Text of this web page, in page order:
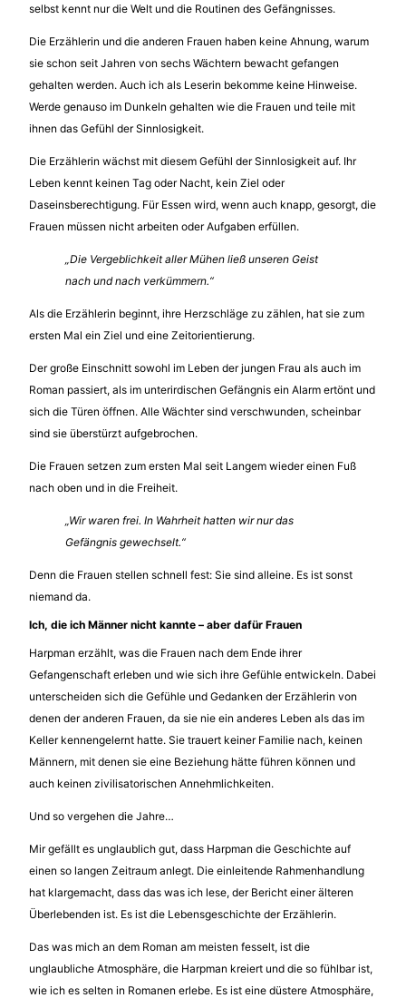
selbst kennt nur die Welt und die Routinen des Gefängnisses.
Die Erzählerin und die anderen Frauen haben keine Ahnung, warum
sie schon seit Jahren von sechs Wächtern bewacht gefangen
gehalten werden. Auch ich als Leserin bekomme keine Hinweise.
Werde genauso im Dunkeln gehalten wie die Frauen und teile mit
ihnen das Gefühl der Sinnlosigkeit.
Die Erzählerin wächst mit diesem Gefühl der Sinnlosigkeit auf. Ihr
Leben kennt keinen Tag oder Nacht, kein Ziel oder
Daseinsberechtigung. Für Essen wird, wenn auch knapp, gesorgt, die
Frauen müssen nicht arbeiten oder Aufgaben erfüllen.
„Die Vergeblichkeit aller Mühen ließ unseren Geist
nach und nach verkümmern.“
Als die Erzählerin beginnt, ihre Herzschläge zu zählen, hat sie zum
ersten Mal ein Ziel und eine Zeitorientierung.
Der große Einschnitt sowohl im Leben der jungen Frau als auch im
Roman passiert, als im unterirdischen Gefängnis ein Alarm ertönt und
sich die Türen öffnen. Alle Wächter sind verschwunden, scheinbar
sind sie überstürzt aufgebrochen.
Die Frauen setzen zum ersten Mal seit Langem wieder einen Fuß
nach oben und in die Freiheit.
„Wir waren frei. In Wahrheit hatten wir nur das
Gefängnis gewechselt.“
Denn die Frauen stellen schnell fest: Sie sind alleine. Es ist sonst
niemand da.
Ich, die ich Männer nicht kannte – aber dafür Frauen
Harpman erzählt, was die Frauen nach dem Ende ihrer
Gefangenschaft erleben und wie sich ihre Gefühle entwickeln. Dabei
unterscheiden sich die Gefühle und Gedanken der Erzählerin von
denen der anderen Frauen, da sie nie ein anderes Leben als das im
Keller kennengelernt hatte. Sie trauert keiner Familie nach, keinen
Männern, mit denen sie eine Beziehung hätte führen können und
auch keinen zivilisatorischen Annehmlichkeiten.
Und so vergehen die Jahre…
Mir gefällt es unglaublich gut, dass Harpman die Geschichte auf
einen so langen Zeitraum anlegt. Die einleitende Rahmenhandlung
hat klargemacht, dass das was ich lese, der Bericht einer älteren
Überlebenden ist. Es ist die Lebensgeschichte der Erzählerin.
Das was mich an dem Roman am meisten fesselt, ist die
unglaubliche Atmosphäre, die Harpman kreiert und die so fühlbar ist,
wie ich es selten in Romanen erlebe. Es ist eine düstere Atmosphäre,